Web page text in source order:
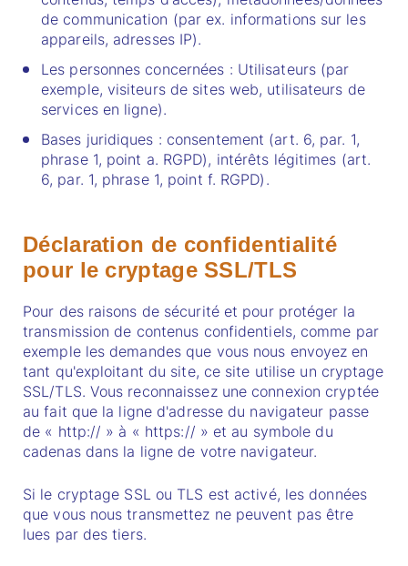
de communication (par ex. informations sur les
appareils, adresses IP).
Les personnes concernées : Utilisateurs (par
exemple, visiteurs de sites web, utilisateurs de
services en ligne).
Bases juridiques : consentement (art. 6, par. 1,
phrase 1, point a. RGPD), intérêts légitimes (art.
6, par. 1, phrase 1, point f. RGPD).
Déclaration de confidentialité
pour le cryptage SSL/TLS
Pour des raisons de sécurité et pour protéger la
transmission de contenus confidentiels, comme par
exemple les demandes que vous nous envoyez en
tant qu'exploitant du site, ce site utilise un cryptage
SSL/TLS. Vous reconnaissez une connexion cryptée
au fait que la ligne d'adresse du navigateur passe
de « http:// » à « https:// » et au symbole du
cadenas dans la ligne de votre navigateur.
Si le cryptage SSL ou TLS est activé, les données
que vous nous transmettez ne peuvent pas être
lues par des tiers.